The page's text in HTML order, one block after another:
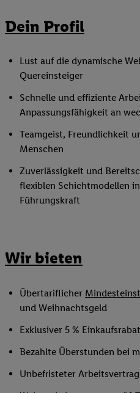
Dein Profil
Lust auf die dynamische
Quereinsteiger
Schnelle und effiziente
Anpassungsfähigkeit an
Teamgeist, Freundlichkeit
Menschen
Zuverlässigkeit und
flexiblen Schichtmodellen
Führungskraft
Wir bieten
Übertariflicher
und Weihnachtsgeld
Exklusiver 5 %
Bezahlte Überstunden bei
Unbefristeter